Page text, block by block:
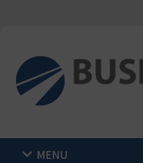
MENU